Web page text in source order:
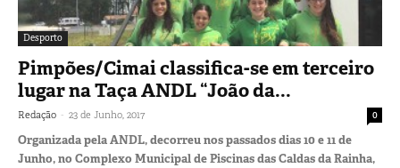
Desporto
Pimpões/Cimai classifica-se em terceiro
lugar na Taça ANDL “João da...
Redação - 23 de Junho, 2017 0
Organizada pela ANDL, decorreu nos passados dias 10 e 11 de
Junho, no Complexo Municipal de Piscinas das Caldas da Rainha,